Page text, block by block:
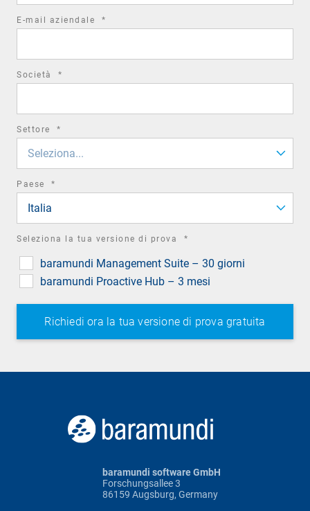
E-mail aziendale *
Società *
Settore *
Seleziona...
Paese *
Italia
Seleziona la tua versione di prova *
baramundi Management Suite – 30 giorni
baramundi Proactive Hub – 3 mesi
baramundi software GmbH
Forschungsallee 3
86159 Augsburg, Germany